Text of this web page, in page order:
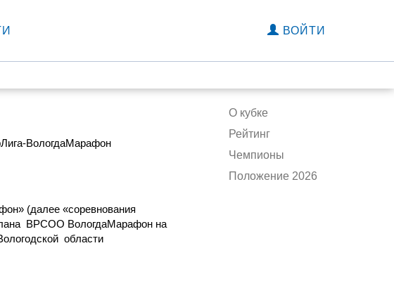
ВОЙТИ
О кубке
Рейтинг
Чемпионы
Положение 2026
ВологдаМарафон
(далее «соревнования
ВРСОО ВологдаМарафон на
области